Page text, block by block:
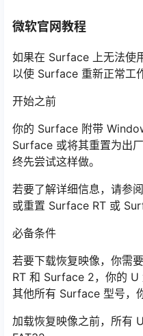
微软官网教程
如果在 Surface 上无法使
以使 Surface 重新正常工作
开始之前
你的 Surface 附带
Surface 或将其重置为出
终先尝试这样做。
若要了解详细信息，请参
或重置 Surface RT 或
必备条件
若要下载恢复映像，你需
RT 和 Surface 2，你的 U
其他所有 Surface 型号，
加载恢复映像之前，所有